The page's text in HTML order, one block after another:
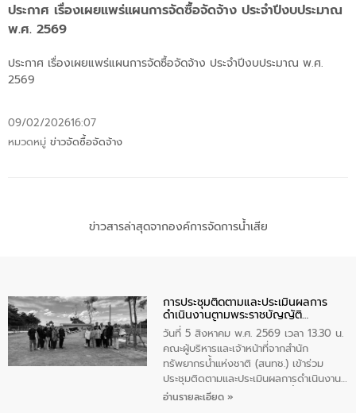
ประกาศ เรื่องเผยแพร่แผนการจัดซื้อจัดจ้าง ประจำปีงบประมาณ
พ.ศ. 2569
ประกาศ เรื่องเผยแพร่แผนการจัดซื้อจัดจ้าง ประจำปีงบประมาณ พ.ศ.
2569
09/02/202616:07
หมวดหมู่ ข่าวจัดซื้อจัดจ้าง
ข่าวสารล่าสุดจากองค์การจัดการน้ำเสีย
การประชุมติดตามและประเมินผลการ
ดำเนินงานตามพระราชบัญญัติ
ทรัพยากรน้ำ พ.ศ. 2561 ประจำ
ปีงบประมาณ พ.ศ. 2569
วันที่ 5 สิงหาคม พ.ศ. 2569 เวลา 13.30 น.
คณะผู้บริหารและเจ้าหน้าที่จากสำนัก
ทรัพยากรน้ำแห่งชาติ (สนทช.) เข้าร่วม
ประชุมติดตามและประเมินผลการดำเนินงาน
ตามพระราชบัญญัติทรัพยากรน้ำ พ.ศ. 2561
อ่านรายละเอียด »